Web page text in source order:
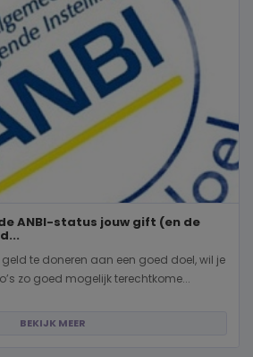
ANBI-status jouw gift (en de
te doneren aan een goed doel, wil je
zo goed mogelijk terechtkome...
BEKIJK MEER